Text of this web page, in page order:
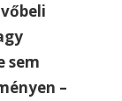
sem
–